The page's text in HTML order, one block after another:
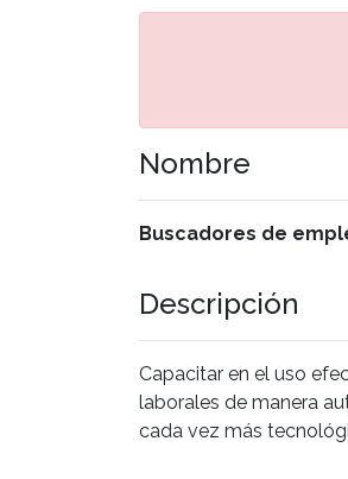
Nombre
Buscadores de
Descripción
Capacitar en el uso
laborales de manera
cada vez más